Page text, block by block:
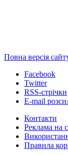
Повна версія
Facebook
Twitter
RSS-стрічки
E-mail
Контакти
Реклама на
Правила